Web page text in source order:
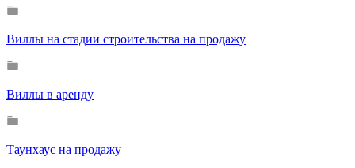
Виллы на стадии строительства на продажу
Виллы в аренду
Таунхаус на продажу